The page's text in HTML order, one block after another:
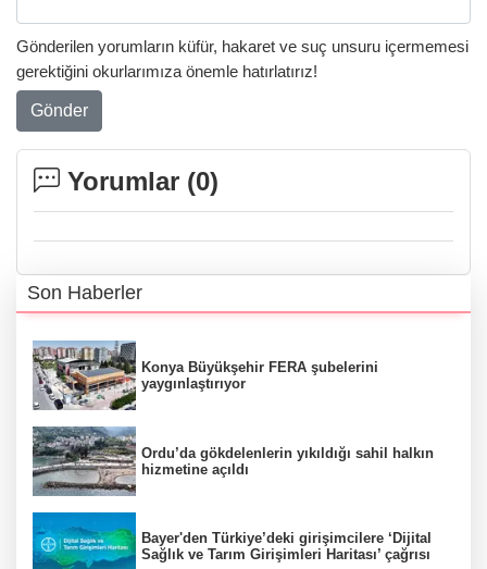
Gönderilen yorumların küfür, hakaret ve suç unsuru içermemesi
gerektiğini okurlarımıza önemle hatırlatırız!
Gönder
Yorumlar (0)
Son Haberler
Konya Büyükşehir FERA şubelerini
yaygınlaştırıyor
Ordu’da gökdelenlerin yıkıldığı sahil halkın
hizmetine açıldı
Bayer'den Türkiye’deki girişimcilere ‘Dijital
Sağlık ve Tarım Girişimleri Haritası’ çağrısı